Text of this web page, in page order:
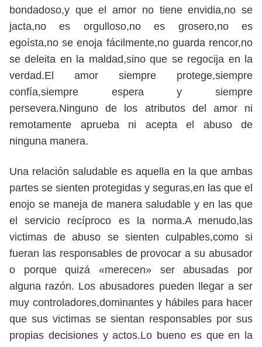
bondadoso,y que el amor no tiene envidia,no se
jacta,no es orgulloso,no es grosero,no es
egoísta,no se enoja fácilmente,no guarda rencor,no
se deleita en la maldad,sino que se regocija en la
verdad.El amor siempre protege,siempre
confía,siempre espera y siempre
persevera.Ninguno de los atributos del amor ni
remotamente aprueba ni acepta el abuso de
ninguna manera.
Una relación saludable es aquella en la que ambas
partes se sienten protegidas y seguras,en las que el
enojo se maneja de manera saludable y en las que
el servicio recíproco es la norma.A menudo,las
victimas de abuso se sienten culpables,como si
fueran las responsables de provocar a su abusador
o porque quizá «merecen» ser abusadas por
alguna razón. Los abusadores pueden llegar a ser
muy controladores,dominantes y hábiles para hacer
que sus victimas se sientan responsables por sus
propias decisiones y actos.Lo bueno es que en la